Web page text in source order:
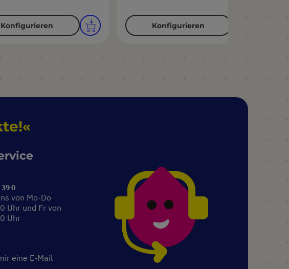
Konfigurieren Konfigurieren
0
von Mo-Do
Uhr und Fr von
Uhr
eine E-Mail